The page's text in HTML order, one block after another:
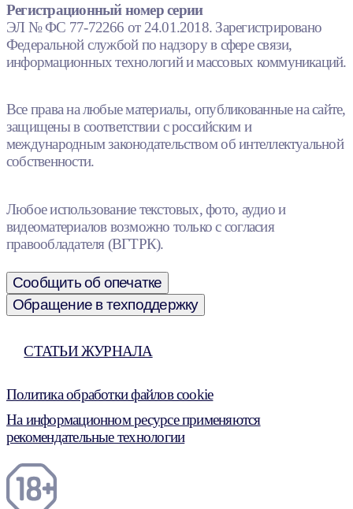
Регистрационный номер серии
ЭЛ № ФС 77-72266 от 24.01.2018. Зарегистрировано
Федеральной службой по надзору в сфере связи,
информационных технологий и массовых коммуникаций.
Все права на любые материалы, опубликованные на сайте,
защищены в соответствии с российским и
международным законодательством об интеллектуальной
собственности.
Любое использование текстовых, фото, аудио и
видеоматериалов возможно только с согласия
правообладателя (ВГТРК).
Сообщить об опечатке
Обращение в техподдержку
СТАТЬИ ЖУРНАЛА
Политика обработки файлов cookie
На информационном ресурсе применяются
рекомендательные технологии